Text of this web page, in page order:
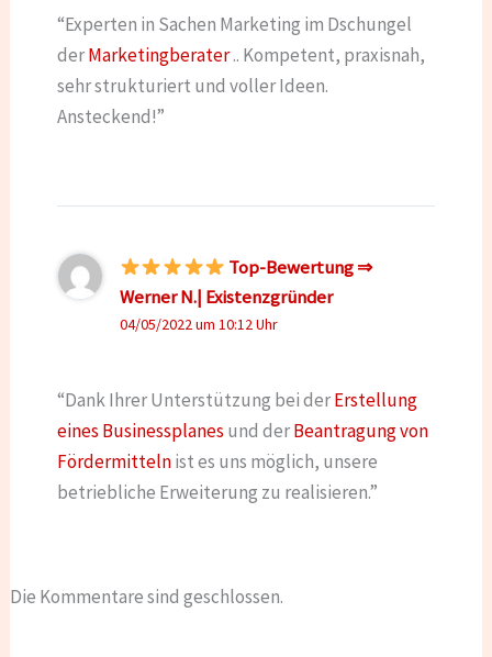
“Experten in Sachen Marketing im Dschungel
derMarketingberater.. Kompetent, praxisnah,
sehr strukturiert und voller Ideen.
Ansteckend!”
Top-Bewertung ⇒
Werner N.| Existenzgründer
04/05/2022 um 10:12 Uhr
“Dank Ihrer Unterstützung bei derErstellung
eines Businessplanes und derBeantragung von
Fördermittelnist es uns möglich, unsere
betriebliche Erweiterung zu realisieren.”
Die Kommentare sind geschlossen.